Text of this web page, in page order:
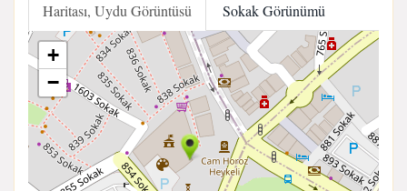
Haritası, Uydu Görüntüsü Sokak Görünümü
+
−